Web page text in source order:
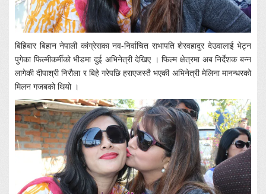
बिहिबार बिहान नेपाली कांग्रेसका नव-निर्वाचित सभापति शेरवहादुर देउवालाई भेट्न
पुगेका फिल्मीकर्मीको भीडमा दुई अभिनेत्री देखिए । फिल्म क्षेत्रमा अब निर्देशक बन्न
लागेकी दीपाश्री निरौला र बिहे गरेपछि हराएजस्तै भएकी अभिनेत्री मेलिना मानन्धरको
मिलन गजबको थियो ।